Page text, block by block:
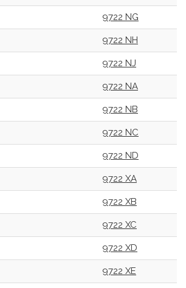
9722 NG
9722 NH
9722 NJ
9722 NA
9722 NB
9722 NC
9722 ND
9722 XA
9722 XB
9722 XC
9722 XD
9722 XE